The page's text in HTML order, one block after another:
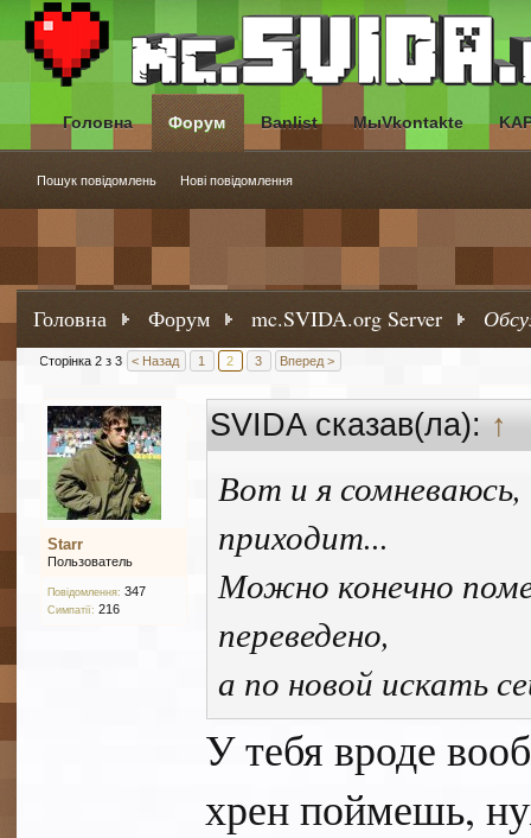
Головна Форум mc.SVIDA.org Server
Сторінка 2 з 3 < Назад 1 2 3 Вперед >
Starr
Пользователь
Повідомлення: 347
Симпатії: 216
SVIDA сказав(ла):↑
Вот и я сомневаюсь,
приходит...
Можно конечно
переведено,
а по новой искать
У тебя вроде
хрен поймешь,
Головна Форум
Пошук повідомлень Нові повідомлення
Banlist МыVkontakte